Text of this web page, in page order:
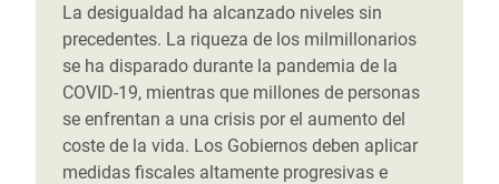
La desigualdad ha alcanzado niveles sin
precedentes. La riqueza de los milmillonarios
se ha disparado durante la pandemia de la
COVID-19, mientras que millones de personas
se enfrentan a una crisis por el aumento del
coste de la vida. Los Gobiernos deben aplicar
medidas fiscales altamente progresivas e